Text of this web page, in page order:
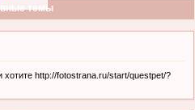
темы
хотите http://fotostrana.ru/start/questpet/?